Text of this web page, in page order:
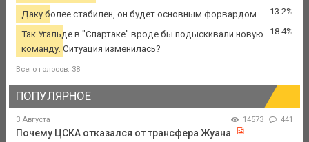
Даку более стабилен, он будет основным форвардом 13.2%
Так Угальде в "Спартаке" вроде бы подыскивали новую
команду. Ситуация изменилась?
18.4%
Всего голосов: 38
ПОПУЛЯРНОЕ
3 Августа 14573 441
Почему ЦСКА отказался от трансфера Жуана